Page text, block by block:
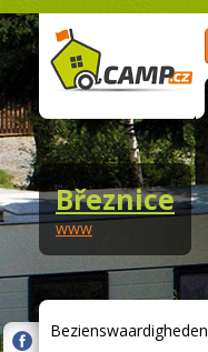
Březnice
www
Bezienswaardigheden